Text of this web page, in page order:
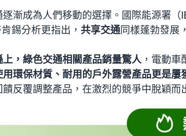
漸成為人們移動的選擇。國際能源署（
肯錫分析更指出， 共享交通同樣蓬勃發展
上，綠色交通相關產品銷量驚人 ，電動
用環保材質、耐用的戶外露營產品更是屢
反覆調整產品，在激烈的競爭中脫穎而